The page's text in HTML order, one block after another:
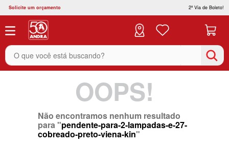
Solicite um orçamento 2ª Via de Boleto!
O que você está buscando?
OOPS!
Não encontramos nenhum resultado
para "pendente-para-2-lampadas-e-27-
cobreado-preto-viena-kin"